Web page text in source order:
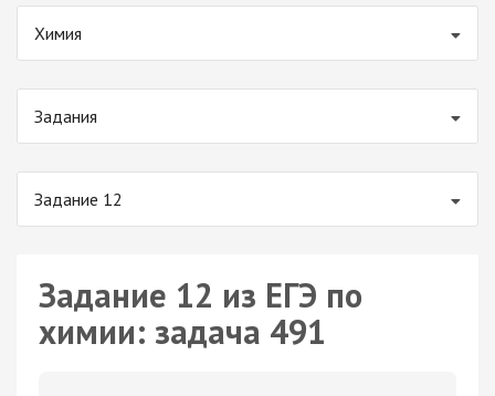
Химия
Задания
Задание 12
Задание 12 из ЕГЭ по
химии: задача 491